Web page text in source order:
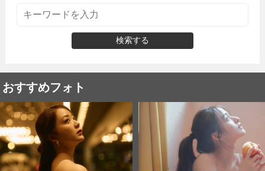
検索する
おすすめフォト